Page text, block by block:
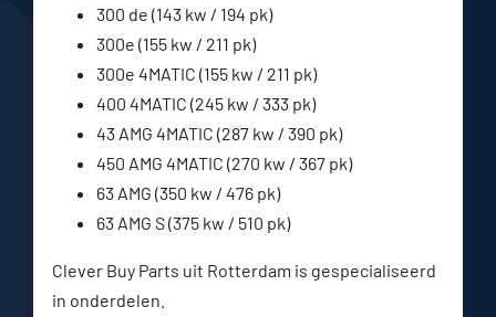
300 de (143 kw / 194 pk)
300e (155 kw / 211 pk)
300e 4MATIC (155 kw / 211 pk)
400 4MATIC (245 kw / 333 pk)
43 AMG 4MATIC (287 kw / 390 pk)
450 AMG 4MATIC (270 kw / 367 pk)
63 AMG (350 kw / 476 pk)
63 AMG S (375 kw / 510 pk)
Clever Buy Parts uit Rotterdam is gespecialiseerd
in onderdelen.